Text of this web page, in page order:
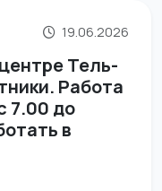
19.06.2026
Тель-
Работа
7.00 до
в